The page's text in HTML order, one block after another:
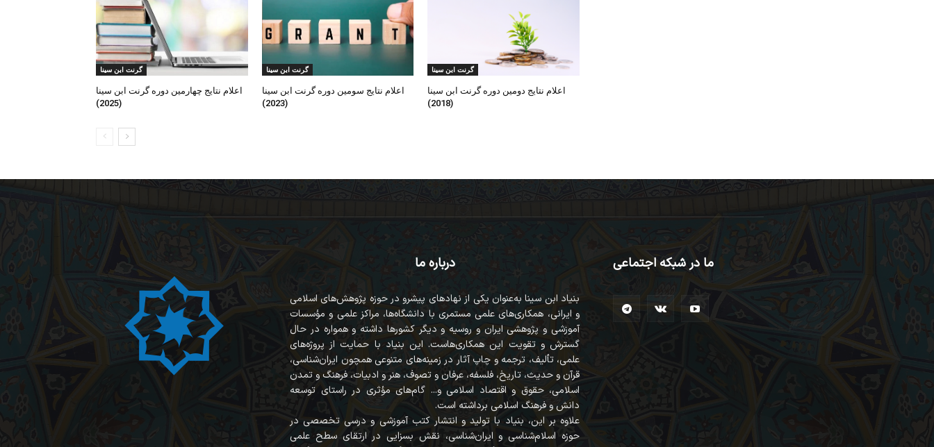
گرنت ابن‌ سینا
اعلام نتایج چهارمین دوره گرنت ابن سینا
(2025)
گرنت ابن‌ سینا
اعلام نتایج سومین دوره گرنت ابن سینا
(2023)
گرنت ابن‌ سینا
اعلام نتایج دومین دوره گرنت ابن سینا
(2018)
درباره ما
بنیاد ابن سینا به‌عنوان یکی از نهادهای پیشرو در حوزه پژوهش‌های اسلامی
و ایرانی، همکاری‌های علمی مستمری با دانشگاه‌ها، مراکز علمی و مؤسسات
آموزشی و پژوهشی ایران و روسیه و دیگر کشورها داشته و همواره در حال
گسترش و تقویت این همکاری‌هاست. این بنیاد با حمایت از پروژه‌های
علمی، تألیف، ترجمه و چاپ آثار در زمینه‌های متنوعی همچون ایران‌شناسی،
قرآن‌ و حدیث، تاریخ، فلسفه، عرفان و تصوف، هنر و ادبیات، فرهنگ و تمدن
اسلامی، حقوق و اقتصاد اسلامی و... گام‌های مؤثری در راستای توسعه
دانش و فرهنگ اسلامی برداشته است.
علاوه بر این، بنیاد با تولید و انتشار کتب آموزشی و درسی تخصصی در
حوزه اسلام‌شناسی و ایران‌شناسی، نقش بسزایی در ارتقای سطح علمی
ما در شبکه اجتماعی